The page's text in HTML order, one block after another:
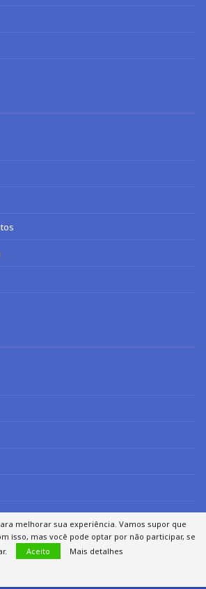
AUTORES
FALE COM O JORNAL DCI
melhorar sua experiência. Vamos supor que
isso, mas você pode optar por não participar, se
Aceito Mais detalhes